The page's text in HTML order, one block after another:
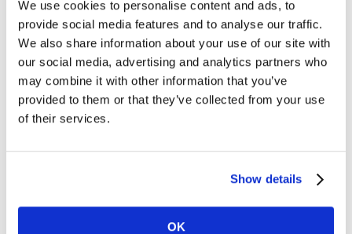
We use cookies to personalise content and ads, to
provide social media features and to analyse our traffic.
We also share information about your use of our site with
our social media, advertising and analytics partners who
may combine it with other information that you’ve
provided to them or that they’ve collected from your use
of their services.
Show details
OK
Standort : Gurgaon, DLF Cyber Park
Jobtyp : Regular
Mehr erfahren
Ejecutivo de Cuentas Senior